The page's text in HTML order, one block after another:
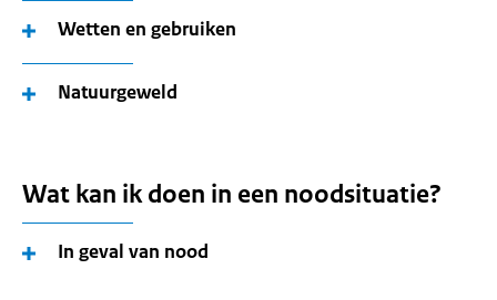
Wetten en gebruiken
Natuurgeweld
Wat kan ik doen in een noodsituatie?
In geval van nood